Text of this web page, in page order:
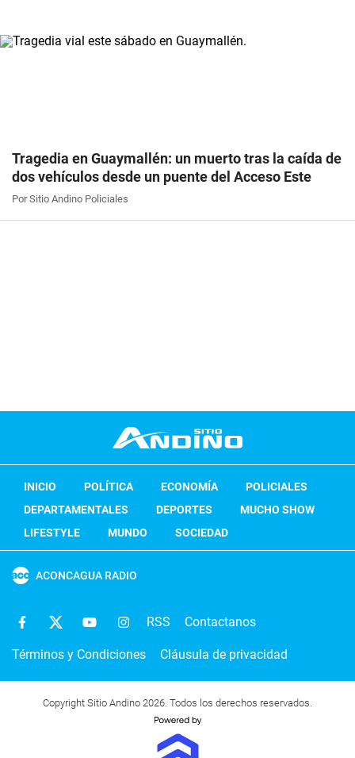
Tragedia en Guaymallén: un muerto tras la caída de
dos vehículos desde un puente del Acceso Este
Por Sitio Andino Policiales
INICIO POLÍTICA ECONOMÍA
POLICIALES
DEPARTAMENTALES
DEPORTES
MUCHO SHOW
LIFESTYLE
MUNDO SOCIEDAD
ACONCAGUA RADIO
RSS Contactanos
Términos y Condiciones Cláusula de privacidad
Copyright Sitio Andino 2026. Todos los derechos reservados.